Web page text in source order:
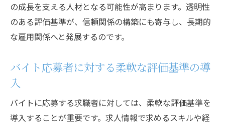
の成長を支える人材となる可能性が高まります。透明性
のある評価基準が、信頼関係の構築にも寄与し、長期的
な雇用関係へと発展するのです。
バイト応募者に対する柔軟な評価基準の導
入
バイトに応募する求職者に対しては、柔軟な評価基準を
導入することが重要です。求人情報で求めるスキルや経